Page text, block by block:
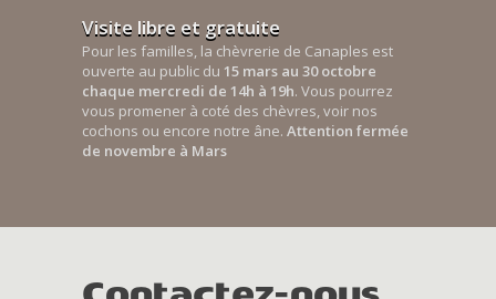
Visite libre et gratuite
Pour les familles, la chèvrerie de Canaples est
ouverte au public du 15 mars au 30 octobre
chaque mercredi de 14h à 19h. Vous pourrez
vous promener à coté des chèvres, voir nos
cochons ou encore notre âne. Attention fermée
de novembre à Mars
Contactez-nous